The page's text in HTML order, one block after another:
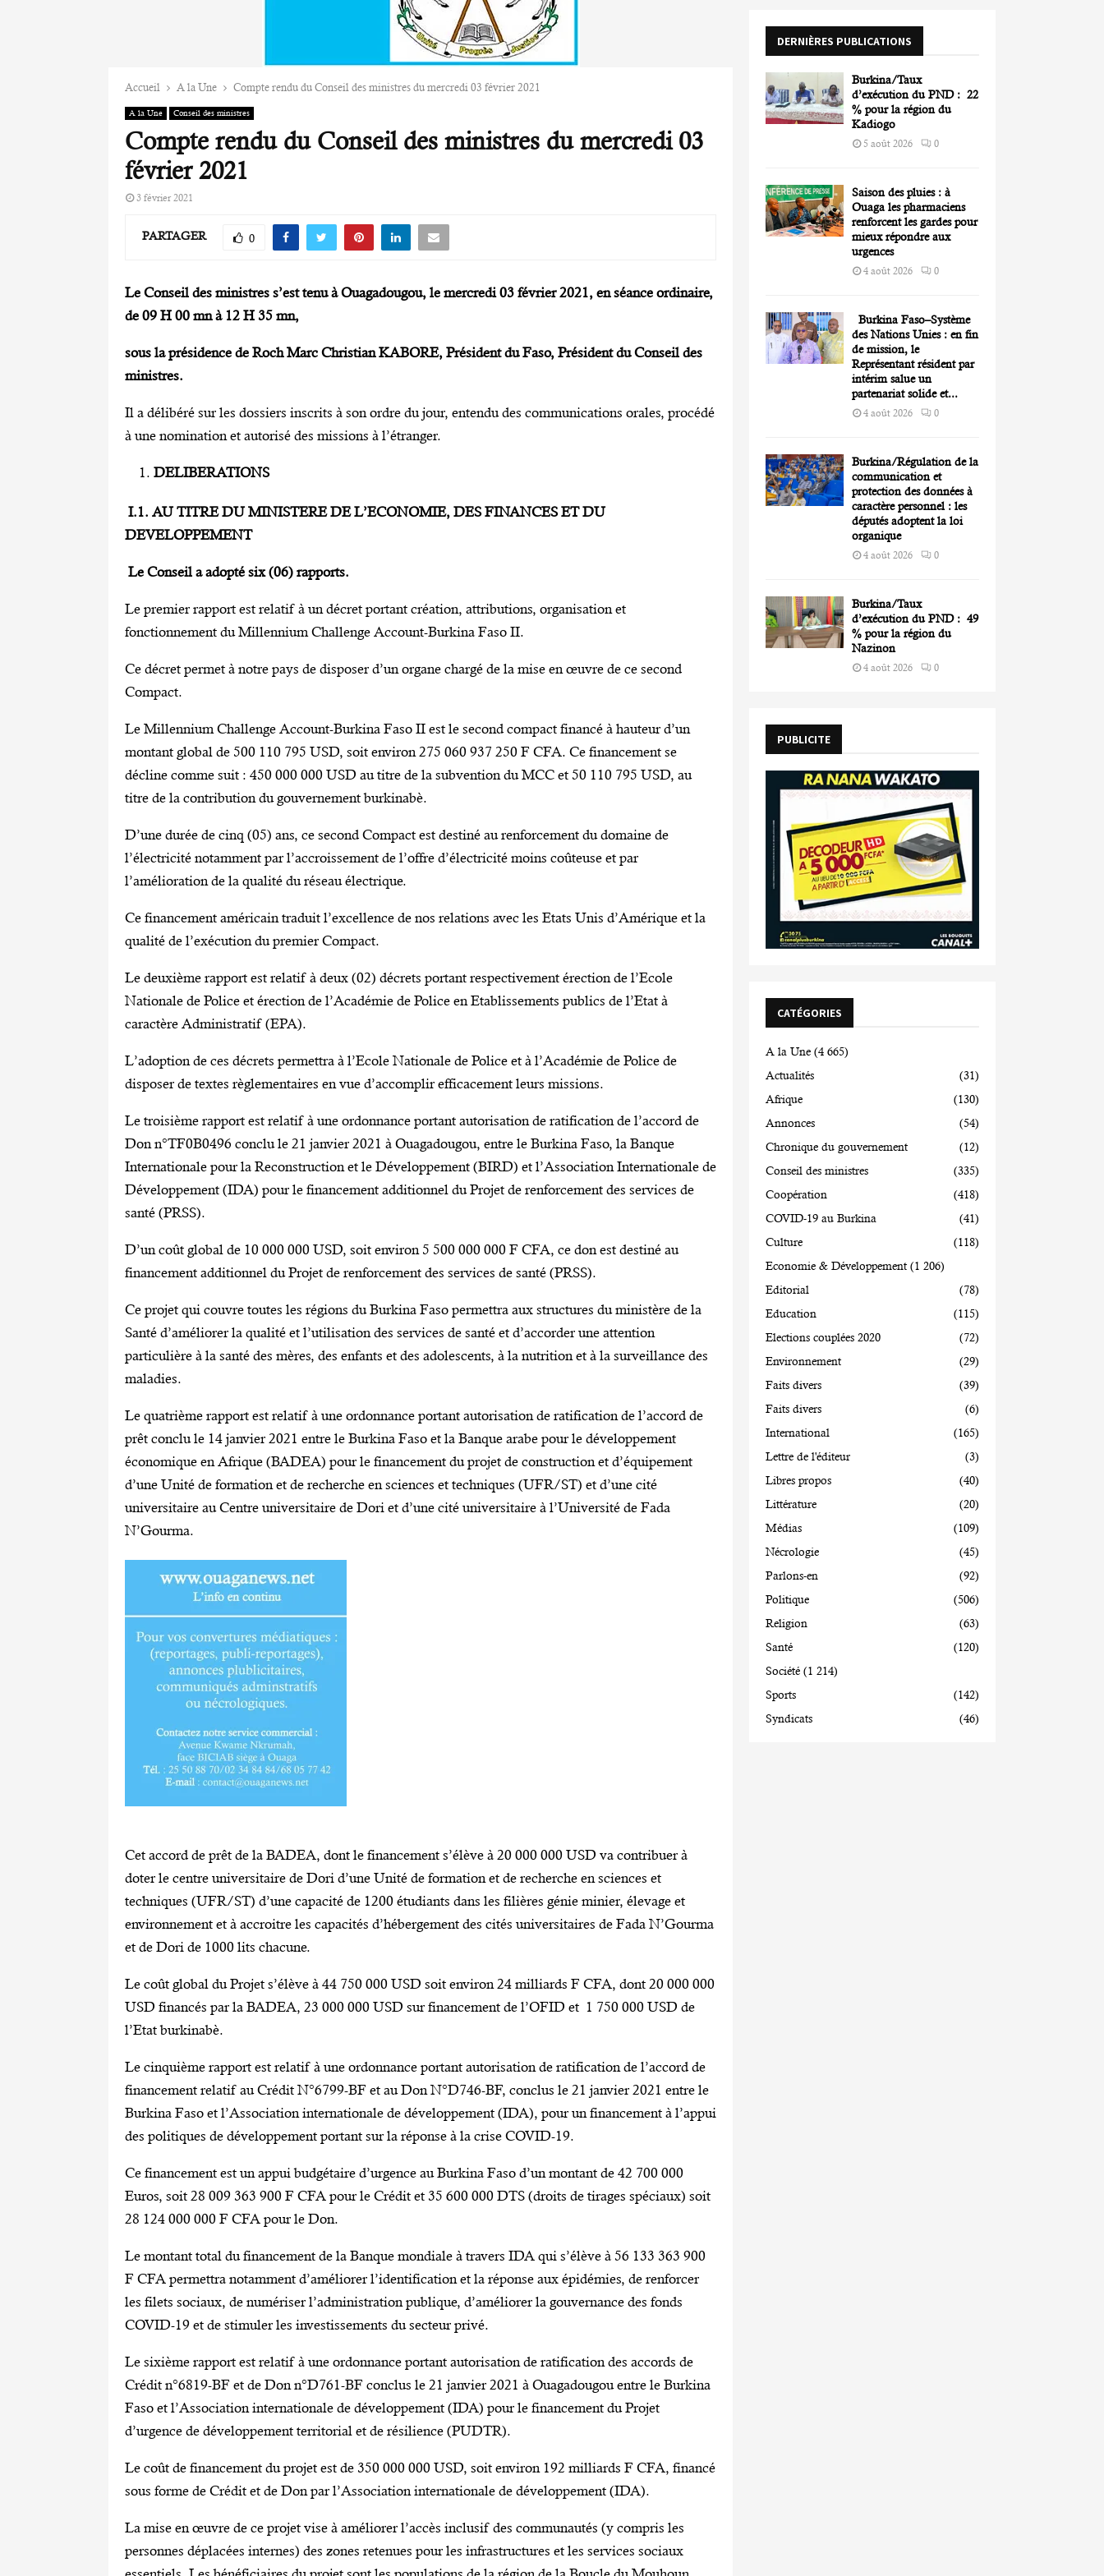
Accueil A la Une Compte rendu du Conseil des ministres du mercredi 03 février 2021
A la Une Conseil des ministres
Compte rendu du Conseil des ministres du mercredi 03
février 2021
3 février 2021
PARTAGER 0
Le Conseil des ministres s’est tenu à Ouagadougou, le mercredi 03 février 2021, en séance ordinaire,
de 09 H 00 mn à 12 H 35 mn,
sous la présidence de Roch Marc Christian KABORE, Président du Faso, Président du Conseil des
ministres.
Il a délibéré sur les dossiers inscrits à son ordre du jour, entendu des communications orales, procédé
à une nomination et autorisé des missions à l’étranger.
DELIBERATIONS
I.1. AU TITRE DU MINISTERE DE L’ECONOMIE, DES FINANCES ET DU
DEVELOPPEMENT
Le Conseil a adopté six (06) rapports.
Le premier rapport est relatif à un décret portant création, attributions, organisation et
fonctionnement du Millennium Challenge Account-Burkina Faso II.
Ce décret permet à notre pays de disposer d’un organe chargé de la mise en œuvre de ce second
Compact.
Le Millennium Challenge Account-Burkina Faso II est le second compact financé à hauteur d’un
montant global de 500 110 795 USD, soit environ 275 060 937 250 F CFA. Ce financement se
décline comme suit : 450 000 000 USD au titre de la subvention du MCC et 50 110 795 USD, au
titre de la contribution du gouvernement burkinabè.
D’une durée de cinq (05) ans, ce second Compact est destiné au renforcement du domaine de
l’électricité notamment par l’accroissement de l’offre d’électricité moins coûteuse et par
l’amélioration de la qualité du réseau électrique.
Ce financement américain traduit l’excellence de nos relations avec les Etats Unis d’Amérique et la
qualité de l’exécution du premier Compact.
Le deuxième rapport est relatif à deux (02) décrets portant respectivement érection de l’Ecole
Nationale de Police et érection de l’Académie de Police en Etablissements publics de l’Etat à
caractère Administratif (EPA).
L’adoption de ces décrets permettra à l’Ecole Nationale de Police et à l’Académie de Police de
disposer de textes règlementaires en vue d’accomplir efficacement leurs missions.
Le troisième rapport est relatif à une ordonnance portant autorisation de ratification de l’accord de
Don n°TF0B0496 conclu le 21 janvier 2021 à Ouagadougou, entre le Burkina Faso, la Banque
Internationale pour la Reconstruction et le Développement (BIRD) et l’Association Internationale de
Développement (IDA) pour le financement additionnel du Projet de renforcement des services de
santé (PRSS).
D’un coût global de 10 000 000 USD, soit environ 5 500 000 000 F CFA, ce don est destiné au
financement additionnel du Projet de renforcement des services de santé (PRSS).
Ce projet qui couvre toutes les régions du Burkina Faso permettra aux structures du ministère de la
Santé d’améliorer la qualité et l’utilisation des services de santé et d’accorder une attention
particulière à la santé des mères, des enfants et des adolescents, à la nutrition et à la surveillance des
maladies.
Le quatrième rapport est relatif à une ordonnance portant autorisation de ratification de l’accord de
prêt conclu le 14 janvier 2021 entre le Burkina Faso et la Banque arabe pour le développement
économique en Afrique (BADEA) pour le financement du projet de construction et d’équipement
d’une Unité de formation et de recherche en sciences et techniques (UFR/ST) et d’une cité
universitaire au Centre universitaire de Dori et d’une cité universitaire à l’Université de Fada
N’Gourma.
Cet accord de prêt de la BADEA, dont le financement s’élève à 20 000 000 USD va contribuer à
doter le centre universitaire de Dori d’une Unité de formation et de recherche en sciences et
techniques (UFR/ST) d’une capacité de 1200 étudiants dans les filières génie minier, élevage et
environnement et à accroitre les capacités d’hébergement des cités universitaires de Fada N’Gourma
et de Dori de 1000 lits chacune.
Le coût global du Projet s’élève à 44 750 000 USD soit environ 24 milliards F CFA, dont 20 000 000
USD financés par la BADEA, 23 000 000 USD sur financement de l’OFID et 1 750 000 USD de
l’Etat burkinabè.
Le cinquième rapport est relatif à une ordonnance portant autorisation de ratification de l’accord de
financement relatif au Crédit N°6799-BF et au Don N°D746-BF, conclus le 21 janvier 2021 entre le
Burkina Faso et l’Association internationale de développement (IDA), pour un financement à l’appui
des politiques de développement portant sur la réponse à la crise COVID-19.
Ce financement est un appui budgétaire d’urgence au Burkina Faso d’un montant de 42 700 000
Euros, soit 28 009 363 900 F CFA pour le Crédit et 35 600 000 DTS (droits de tirages spéciaux) soit
28 124 000 000 F CFA pour le Don.
Le montant total du financement de la Banque mondiale à travers IDA qui s’élève à 56 133 363 900
F CFA permettra notamment d’améliorer l’identification et la réponse aux épidémies, de renforcer
les filets sociaux, de numériser l’administration publique, d’améliorer la gouvernance des fonds
COVID-19 et de stimuler les investissements du secteur privé.
Le sixième rapport est relatif à une ordonnance portant autorisation de ratification des accords de
Crédit n°6819-BF et de Don n°D761-BF conclus le 21 janvier 2021 à Ouagadougou entre le Burkina
Faso et l’Association internationale de développement (IDA) pour le financement du Projet
d’urgence de développement territorial et de résilience (PUDTR).
Le coût de financement du projet est de 350 000 000 USD, soit environ 192 milliards F CFA, financé
sous forme de Crédit et de Don par l’Association internationale de développement (IDA).
La mise en œuvre de ce projet vise à améliorer l’accès inclusif des communautés (y compris les
personnes déplacées internes) des zones retenues pour les infrastructures et les services sociaux
r
H
DERNIÈRES PUBLICATIONS
Burkina/Taux
d’exécution du PND : 22
% pour la région du
Kadiogo
5 août 2026 0
Saison des pluies : à
Ouaga les pharmaciens
renforcent les gardes pour
mieux répondre aux
urgences
4 août 2026 0
Burkina Faso–Système
des Nations Unies : en fin
de mission, le
Représentant résident par
intérim salue un
partenariat solide et...
4 août 2026 0
Burkina/Régulation de la
communication et
protection des données à
caractère personnel : les
députés adoptent la loi
organique
4 août 2026 0
Burkina/Taux
d’exécution du PND : 49
% pour la région du
Nazinon
4 août 2026 0
PUBLICITE
CATÉGORIES
A la Une (4 665)
Actualités
(31)
Afrique
(130)
Annonces
(54)
Chronique du gouvernement
(12)
Conseil des ministres
(335)
Coopération
(418)
COVID-19 au Burkina
(41)
Culture
(118)
Economie & Développement (1 206)
Editorial
(78)
Education
(115)
Elections couplées 2020
(72)
Environnement
(29)
Faits divers
(39)
Faits divers
(6)
International
(165)
Lettre de l'éditeur
(3)
Libres propos
(40)
Littérature
(20)
Médias
(109)
Nécrologie
(45)
Parlons-en
(92)
Politique
(506)
Religion
(63)
Santé
(120)
Société (1 214)
Sports
(142)
Syndicats
(46)